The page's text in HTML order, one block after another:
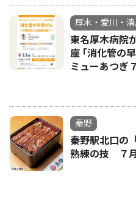
厚木・愛川・清
東名厚木病院
座 ｢消化管の
ミューあつぎ
秦野
秦野駅北口の
熟練の技 ７